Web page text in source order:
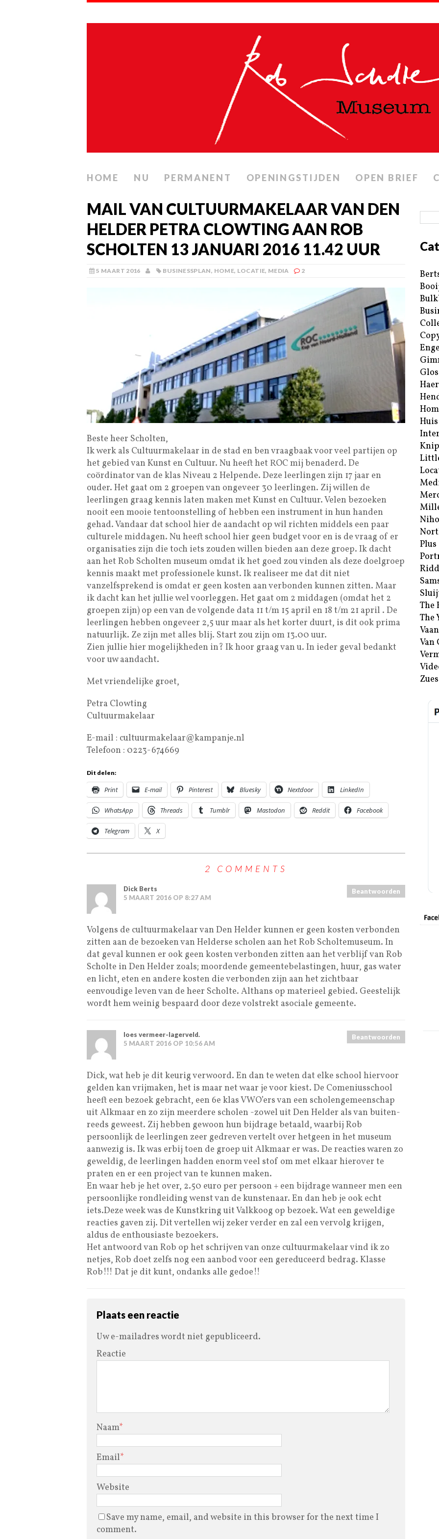
HOME NU PERMANENT OPENINGSTIJDEN OPEN BRIEF
MAIL VAN CULTUURMAKELAAR VAN DEN
HELDER PETRA CLOWTING AAN ROB
SCHOLTEN 13 JANUARI 2016 11.42 UUR
5 MAART 2016 BUSINESSPLAN, HOME, LOCATIE, MEDIA 2
Beste heer Scholten,
Ik werk als Cultuurmakelaar in de stad en ben vraagbaak voor veel partijen op
het gebied van Kunst en Cultuur. Nu heeft het ROC mij benaderd. De
coördinator van de klas Niveau 2 Helpende. Deze leerlingen zijn 17 jaar en
ouder. Het gaat om 2 groepen van ongeveer 30 leerlingen. Zij willen de
leerlingen graag kennis laten maken met Kunst en Cultuur. Velen bezoeken
nooit een mooie tentoonstelling of hebben een instrument in hun handen
gehad. Vandaar dat school hier de aandacht op wil richten middels een paar
culturele middagen. Nu heeft school hier geen budget voor en is de vraag of er
organisaties zijn die toch iets zouden willen bieden aan deze groep. Ik dacht
aan het Rob Scholten museum omdat ik het goed zou vinden als deze doelgroep
kennis maakt met professionele kunst. Ik realiseer me dat dit niet
vanzelfsprekend is omdat er geen kosten aan verbonden kunnen zitten. Maar
ik dacht kan het jullie wel voorleggen. Het gaat om 2 middagen (omdat het 2
groepen zijn) op een van de volgende data 11 t/m 15 april en 18 t/m 21 april . De
leerlingen hebben ongeveer 2,5 uur maar als het korter duurt, is dit ook prima
natuurlijk. Ze zijn met alles blij. Start zou zijn om 13.00 uur.
Zien jullie hier mogelijkheden in? Ik hoor graag van u. In ieder geval bedankt
voor uw aandacht.
Met vriendelijke groet,
Petra Clowting
Cultuurmakelaar
E-mail : cultuurmakelaar@kampanje.nl
Telefoon : 0223-674669
Dit delen:
Print E-mail Pinterest Bluesky Nextdoor LinkedIn
WhatsApp Threads Tumblr Mastodon Reddit Facebook
Telegram X
2 COMMENTS
Dick Berts
5 MAART 2016 OP 8:27 AM
Beantwoorden
Volgens de cultuurmakelaar van Den Helder kunnen er geen kosten verbonden
zitten aan de bezoeken van Helderse scholen aan het Rob Scholtemuseum. In
dat geval kunnen er ook geen kosten verbonden zitten aan het verblijf van Rob
Scholte in Den Helder zoals; moordende gemeentebelastingen, huur, gas water
en licht, eten en andere kosten die verbonden zijn aan het zichtbaar
eenvoudige leven van de heer Scholte. Althans op materieel gebied. Geestelijk
wordt hem weinig bespaard door deze volstrekt asociale gemeente.
loes vermeer-lagerveld.
5 MAART 2016 OP 10:56 AM
Beantwoorden
Dick, wat heb je dit keurig verwoord. En dan te weten dat elke school hiervoor
gelden kan vrijmaken, het is maar net waar je voor kiest. De Comeniusschool
heeft een bezoek gebracht, een 6e klas VWO’ers van een scholengemeenschap
uit Alkmaar en zo zijn meerdere scholen -zowel uit Den Helder als van buiten-
reeds geweest. Zij hebben gewoon hun bijdrage betaald, waarbij Rob
persoonlijk de leerlingen zeer gedreven vertelt over hetgeen in het museum
aanwezig is. Ik was erbij toen de groep uit Alkmaar er was. De reacties waren zo
geweldig, de leerlingen hadden enorm veel stof om met elkaar hierover te
praten en er een project van te kunnen maken.
En waar heb je het over, 2.50 euro per persoon + een bijdrage wanneer men een
persoonlijke rondleiding wenst van de kunstenaar. En dan heb je ook echt
iets.Deze week was de Kunstkring uit Valkkoog op bezoek. Wat een geweldige
reacties gaven zij. Dit vertellen wij zeker verder en zal een vervolg krijgen,
aldus de enthousiaste bezoekers.
Het antwoord van Rob op het schrijven van onze cultuurmakelaar vind ik zo
netjes, Rob doet zelfs nog een aanbod voor een gereduceerd bedrag. Klasse
Rob!!! Dat je dit kunt, ondanks alle gedoe!!
Plaats een reactie
Uw e-mailadres wordt niet gepubliceerd.
Reactie
Naam*
Email*
Website
Save my name, email, and website in this browser for the next time I
comment.
Plus
The
The
Van